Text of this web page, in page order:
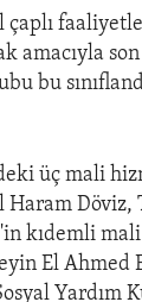
amacıyla
bu
üç mali
Haram
kıdemli
El Ahmed
Yardım